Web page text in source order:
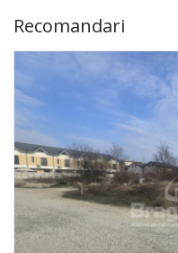
Recomandari